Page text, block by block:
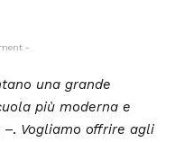
-
una grande
più moderna e
–. Vogliamo offrire agli